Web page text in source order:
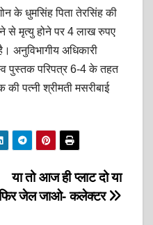
e
के धुमसिंह पिता तेरसिंह की
से मृत्यु होने पर 4 लाख रुपए
अनुविभागीय अधिकारी
पुस्तक परिपत्र 6-4 के तहत
पत्नी श्रीमती मसरीबाई
या तो आज ही प्लाट दो या
जेल जाओ- कलेक्टर